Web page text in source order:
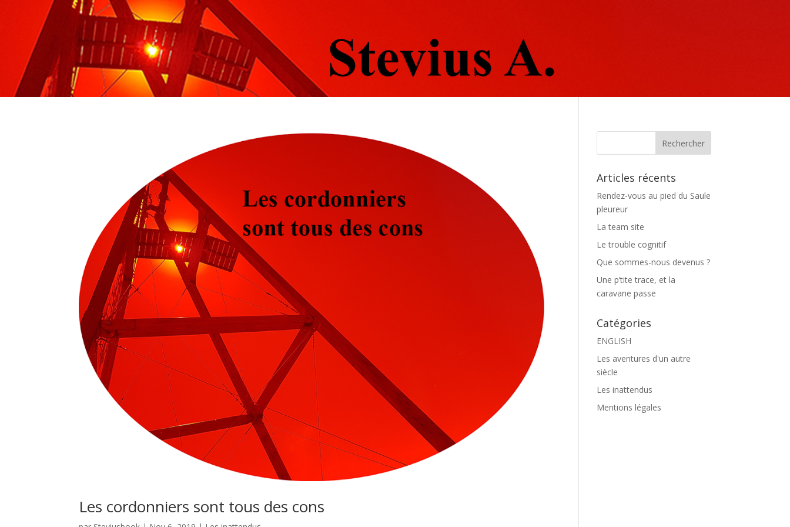
Les cordonniers sont tous des cons
Articles récents
Rendez-vous au pied du Saule
pleureur
La team site
Le trouble cognitif
Que sommes-nous devenus ?
Une p’tite trace, et la
caravane passe
Catégories
ENGLISH
Les aventures d'un autre
siècle
Les inattendus
Mentions légales